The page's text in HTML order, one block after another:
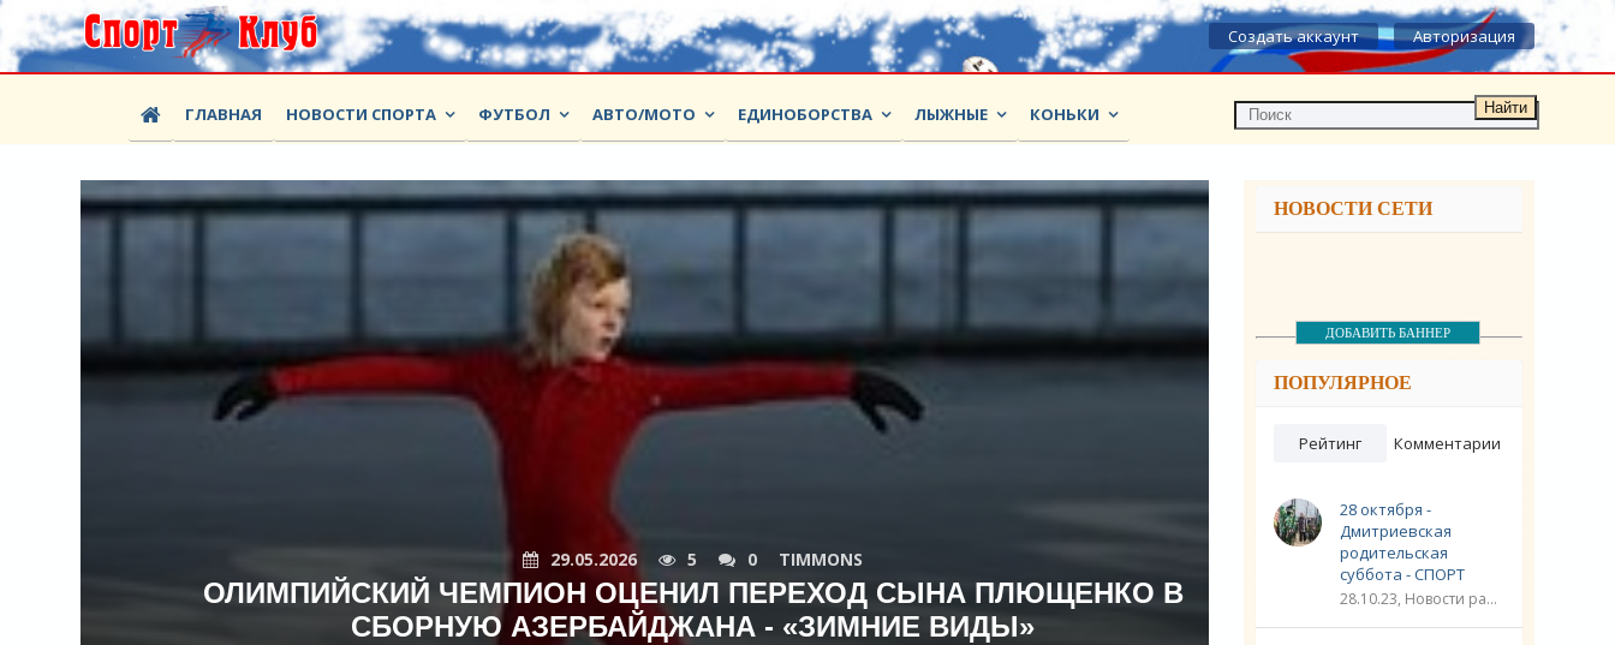
Создать аккаунт Авторизация
ГЛАВНАЯ НОВОСТИ СПОРТА ФУТБОЛ АВТО/МОТО ЕДИНОБОРСТВА ЛЫЖНЫЕ КОНЬКИ Найти
29.05.2026 5 0 TIMMONS
ОЛИМПИЙСКИЙ ЧЕМПИОН ОЦЕНИЛ ПЕРЕХОД СЫНА ПЛЮЩЕНКО В
СБОРНУЮ АЗЕРБАЙДЖАНА - «ЗИМНИЕ ВИДЫ»
НОВОСТИ СЕТИ
ДОБАВИТЬ БАННЕР
ПОПУЛЯРНОЕ
Рейтинг Комментарии
28 октября -
Дмитриевская
родительская
суббота - СПОРТ
28.10.23, Новости разное / Плавание / Спорт